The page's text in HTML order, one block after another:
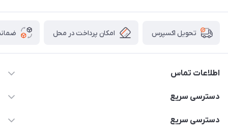
تحویل اکسپرس امکان پرداخت در محل
اطلاعات تماس
۰۹۳۵۶۰۴۰۳۶۵
دسترسی سریع
اسکیت فلایینگ ایگل
دسترسی سریع